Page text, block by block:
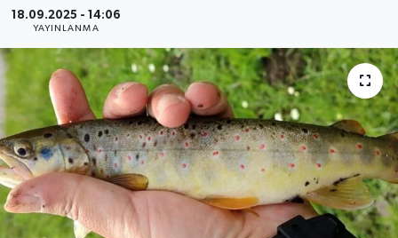
18.09.2025 - 14:06
YAYINLANMA
MAGAZİN
ÖZEL HABER
RESMİ İLANLAR
SAĞLIK
SİYASET